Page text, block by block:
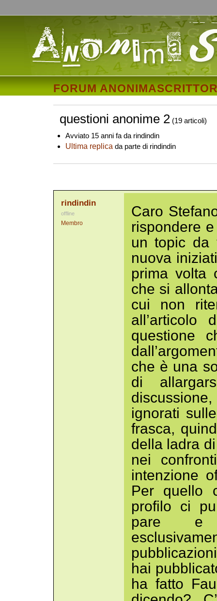
FORUM
questioni anonime 2 (19 articoli)
Avviato 15 anni fa da rindindin
Ultima replica da parte di rindindin
rindindin
offline
Membro
Caro
rispondere
un topic da
nuova
prima volta
che si
cui non
all’articolo
questione
che è una
di
ignorati
frasca,
della ladra
nei
intenzione
Per quello
profilo ci
pare e
hai
ha fatto